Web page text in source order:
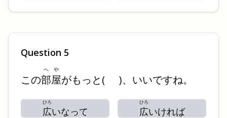
Question 5
この部屋
へや
がもっと( )、いいですね。
広
ひろ
いなって 広
ひろ
いければ